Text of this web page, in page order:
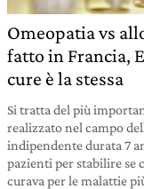
Omeopatia vs
fatto in Francia,
cure è la stessa
Si tratta del più
realizzato nel campo
indipendente durata 7
pazienti per stabilire se
curava per le malattie